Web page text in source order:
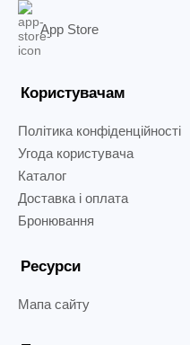
App Store
Користувачам
Політика конфіденційності
Угода користувача
Каталог
Доставка і оплата
Бронювання
Ресурси
Мапа сайту